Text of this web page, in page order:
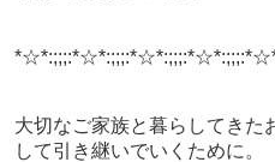
大切なご家族と暮らしてきた
して引き継いでいくために。